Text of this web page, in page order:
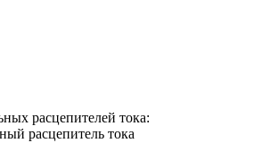
расцепителей тока:
расцепитель тока